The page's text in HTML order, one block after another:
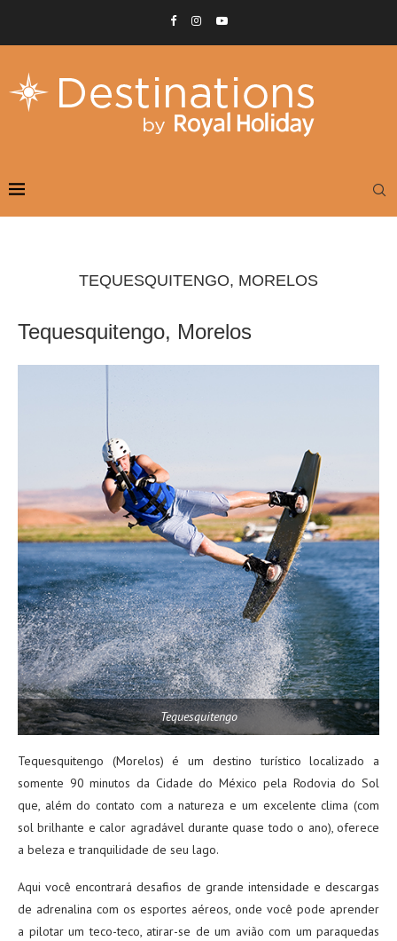
TEQUESQUITENGO, MORELOS
Tequesquitengo, Morelos
Tequesquitengo
Tequesquitengo (Morelos) é um destino turístico localizado a
somente 90 minutos da Cidade do México pela Rodovia do Sol
que, além do contato com a natureza e um excelente clima (com
sol brilhante e calor agradável durante quase todo o ano), oferece
a beleza e tranquilidade de seu lago.
Aqui você encontrará desafios de grande intensidade e descargas
de adrenalina com os esportes aéreos, onde você pode aprender
a pilotar um teco-teco, atirar-se de um avião com um paraquedas